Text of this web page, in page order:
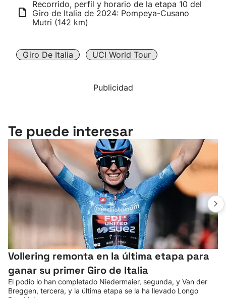
Recorrido, perfil y horario de la etapa 10 del
Giro de Italia de 2024: Pompeya-Cusano
Mutri (142 km)
Giro De Italia UCI World Tour
Publicidad
Te puede interesar
Vollering remonta en la última etapa para
ganar su primer Giro de Italia
El podio lo han completado Niedermaier, segunda, y Van der
Breggen, tercera, y la última etapa se la ha llevado Longo